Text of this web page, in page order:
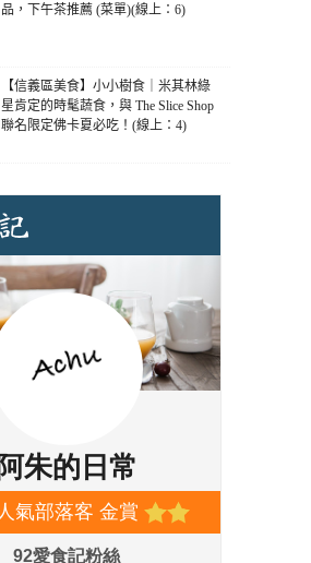
品，下午茶推薦 (菜單)(線上：6)
【信義區美食】小小樹食｜米其林綠
星肯定的時髦蔬食，與 The Slice Shop
聯名限定佛卡夏必吃！(線上：4)